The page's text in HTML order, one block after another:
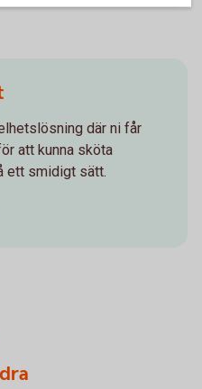
där ni får
att kunna sköta
ett smidigt sätt.